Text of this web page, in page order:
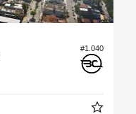
#1.040